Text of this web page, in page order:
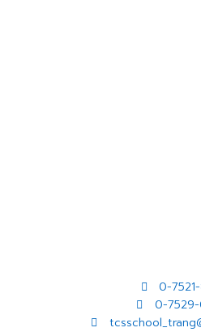
0-7521-
0-